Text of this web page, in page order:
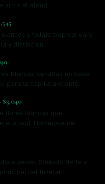
junto al ataúd.
y follaje tropical para
y distinción.
blancas variadas en base
para la capilla ardiente.
$3,040
flores blancas que
el ataúd. Homenaje de
verde. Símbolo de fe y
del funeral.